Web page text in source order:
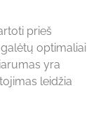
prieš
optimaliai
yra
leidžia